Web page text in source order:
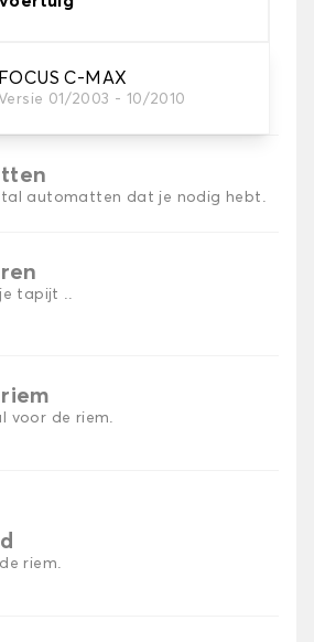
FOCUS C-MAX
Versie 01/2003 - 10/2010
van uw automatten
automatten dat je nodig hebt.
tapijt ..
voor de riem.
riem.